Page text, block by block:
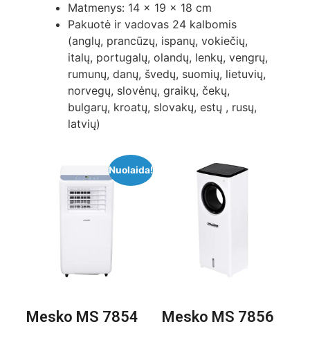
Matmenys: 14 x 19 x 18 cm
Pakuotė ir vadovas 24 kalbomis
(anglų, prancūzų, ispanų, vokiečių,
italų, portugalų, olandų, lenkų, vengrų,
rumunų, danų, švedų, suomių, lietuvių,
norvegų, slovėnų, graikų, čekų,
bulgarų, kroatų, slovakų, estų , rusų,
latvių)
Nuolaida!
Mesko MS 7854
Mesko MS 7856